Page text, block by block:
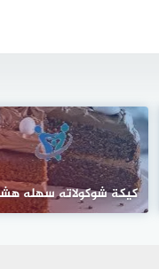
كيكة شوكولاته سهله